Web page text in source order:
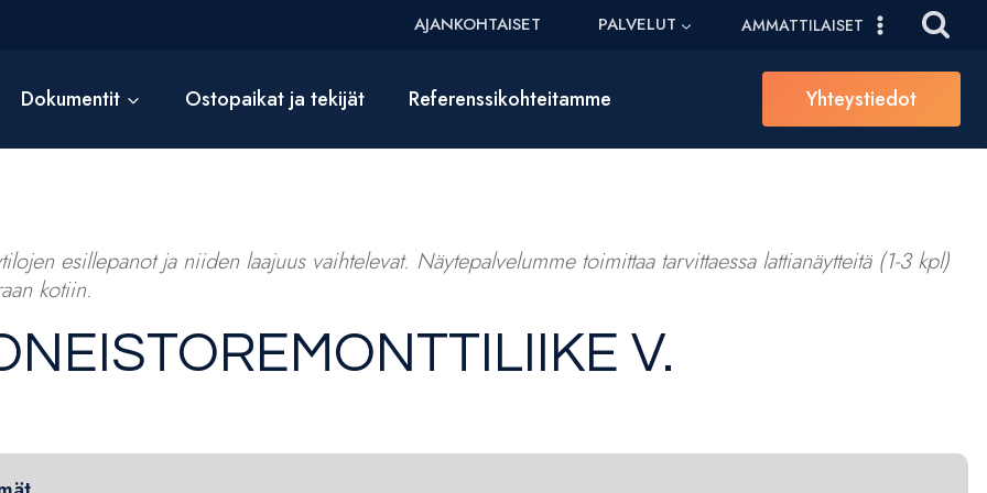
AJANKOHTAISET PALVELUT AMMATTILAISET
Dokumentit Ostopaikat ja tekijät Referenssikohteitamme Yhteystiedot
esillepanot ja niiden laajuus vaihtelevat. Näytepalvelumme toimittaa tarvittaessa lattianäytteitä (1-3 kpl)
kotiin.
V.